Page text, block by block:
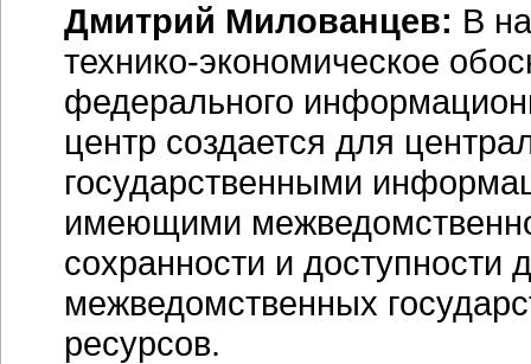
Дмитрий Милованцев: В
технико-экономическое
федерального
центр создается для
государственными
имеющими
сохранности и доступности
межведомственных
ресурсов.